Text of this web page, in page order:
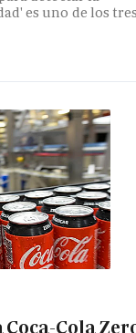
es uno de los
Cola